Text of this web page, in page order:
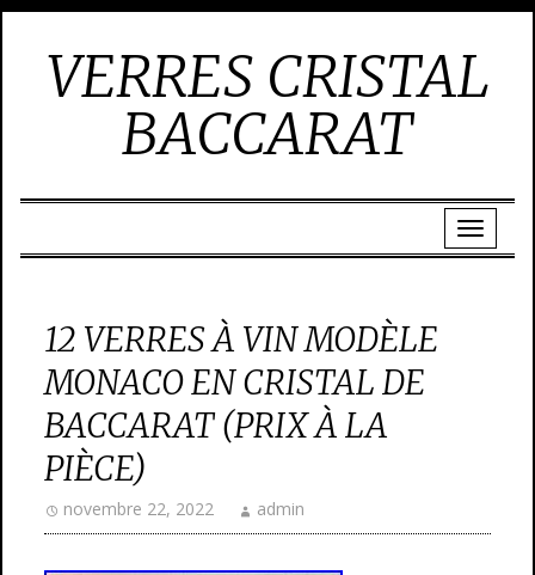
VERRES CRISTAL
BACCARAT
12 VERRES À VIN MODÈLE
MONACO EN CRISTAL DE
BACCARAT (PRIX À LA
PIÈCE)
novembre 22, 2022 admin